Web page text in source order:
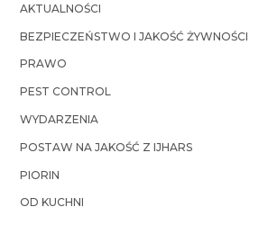
AKTUALNOŚCI
BEZPIECZEŃSTWO I JAKOŚĆ ŻYWNOŚCI
PRAWO
PEST CONTROL
WYDARZENIA
POSTAW NA JAKOŚĆ Z IJHARS
PIORIN
OD KUCHNI